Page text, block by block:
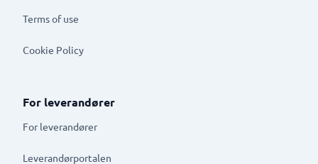
Terms of use
Cookie Policy
For leverandører
For leverandører
Leverandørportalen